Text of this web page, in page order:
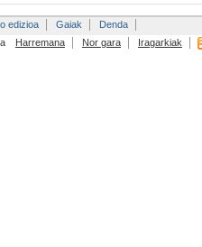
edizioa Gaiak
Denda
Harremana Nor gara Iragarkiak